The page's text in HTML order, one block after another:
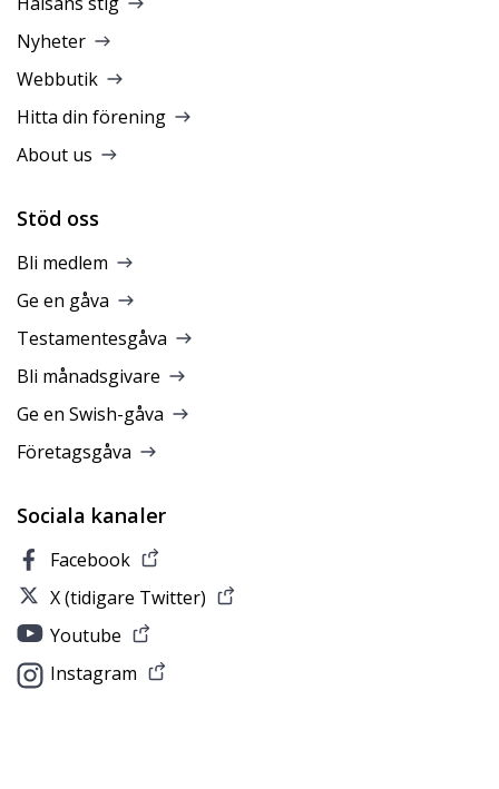
Nyheter
Webbutik
Hitta din förening
About us
Stöd oss
Bli medlem
Ge en gåva
Testamentesgåva
Bli månadsgivare
Ge en Swish-gåva
Företagsgåva
Sociala kanaler
Facebook
X (tidigare Twitter)
Youtube
Instagram